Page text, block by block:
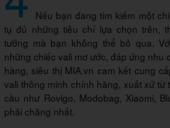
Nếu bạn đang tìm kiếm một
tụ đủ những tiêu chí lựa chọn trên,
tưởng mà bạn không thể bỏ qua.
những chiếc vali mơ ước, đáp ứng nhu
hàng, siêu thị MIA.vn cam kết cung
vali thông minh chính hãng, xuất xứ từ
cầu như Rovigo, Modobag, Xiaomi,
phải chăng nhất.